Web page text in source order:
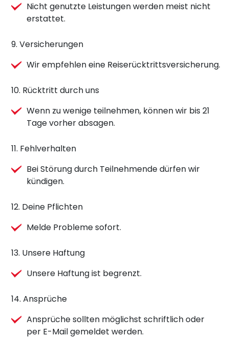
Nicht genutzte Leistungen werden meist nicht
erstattet.
9. Versicherungen
Wir empfehlen eine Reiserücktrittsversicherung.
10. Rücktritt durch uns
Wenn zu wenige teilnehmen, können wir bis 21
Tage vorher absagen.
11. Fehlverhalten
Bei Störung durch Teilnehmende dürfen wir
kündigen.
12. Deine Pflichten
Melde Probleme sofort.
13. Unsere Haftung
Unsere Haftung ist begrenzt.
14. Ansprüche
Ansprüche sollten möglichst schriftlich oder
per E-Mail gemeldet werden.